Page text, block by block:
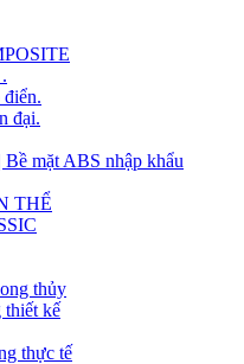
điển.
đại.
mặt ABS nhập khẩu
THỂ
thủy
thiết kế
thực tế